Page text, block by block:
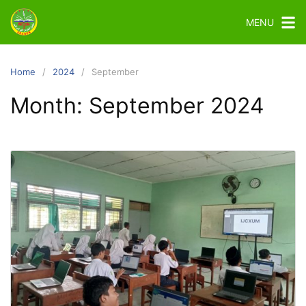
MENU
Home 2024 September
Month: September 2024